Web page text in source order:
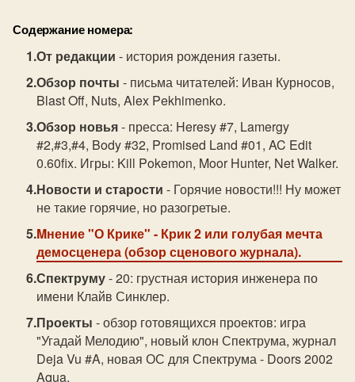
Содержание номера:
От редакции - история рождения газеты.
Обзор почты - письма читателей: Иван Курносов,
Blast Off, Nuts, Alex Pekhimenko.
Обзор новья- пресса: Heresy #7, Lamergy
#2,#3,#4, Body #32, Promised Land #01, AC Edit
0.60fix. Игры: Kill Pokemon, Moor Hunter, Net Walker.
Новости и старости - Горячие новости!!! Ну может
не такие горячие, но разогретые.
Mнение "О Крике" - Крик 2 или голубая мечта
демосценера (обзор сценового журнала).
Спектруму- 20: грустная история инженера по
имени Клайв Синклер.
Проекты - обзор готовящихся проектов: игра
"Угадай Мелодию", новый клон Спектрума, журнал
Deja Vu #A, новая ОС для Спектрума - Doors 2002
Aqua.